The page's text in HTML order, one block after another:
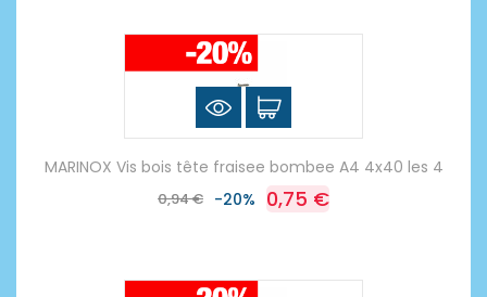
MARINOX Vis bois tête fraisee bombee A4 4x40 les 4
0,94 € -20% 0,75 €